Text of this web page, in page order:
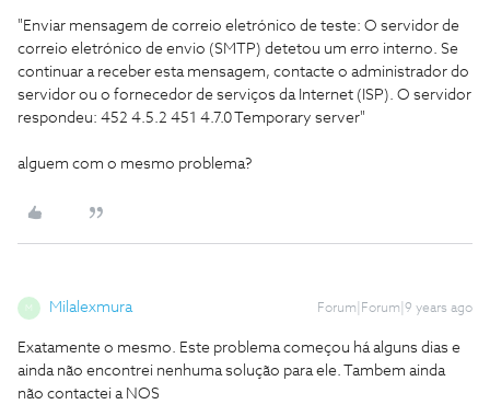
"Enviar mensagem de correio eletrónico de teste: O servidor de
correio eletrónico de envio (SMTP) detetou um erro interno. Se
continuar a receber esta mensagem, contacte o administrador do
servidor ou o fornecedor de serviços da Internet (ISP). O servidor
respondeu: 452 4.5.2 451 4.7.0 Temporary server"
alguem com o mesmo problema?
M Milalexmura Forum|Forum|9 years ago
Exatamente o mesmo. Este problema começou há alguns dias e
ainda não encontrei nenhuma solução para ele. Tambem ainda
não contactei a NOS